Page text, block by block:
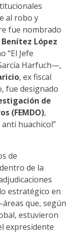
al robo y
fue nombrado
López
“El Jefe
Harfuch—,
, ex fiscal
fue designado
de
(FEMDO),
huachicol”
de
de la
estratégico en
que, según
estuvieron
expresidente